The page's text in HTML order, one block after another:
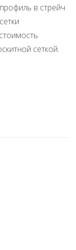
в стрейч
сеткой.